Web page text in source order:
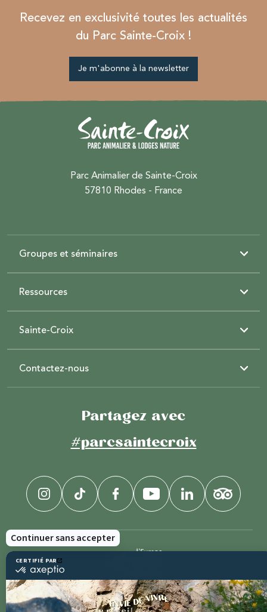
Recevez en exclusivité toutes les actualités
du Parc Sainte-Croix !
Je m'abonne à la newsletter
Parc Animalier de Sainte-Croix
57810 Rhodes - France
Groupes et séminaires
Ressources
Sainte-Croix
Contactez-nous
Partagez avec
#parcsaintecroix